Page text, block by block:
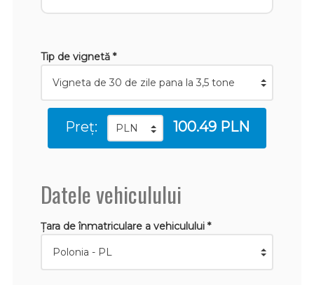
Tip de vignetă *
Preț: 100.49 PLN
Datele vehiculului
Țara de înmatriculare a vehiculului *